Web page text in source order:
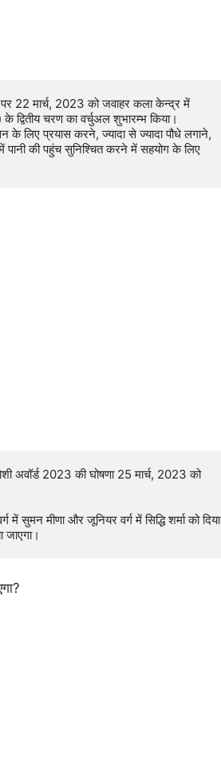
22 मार्च, 2023 को जवाहर कला केन्द्र में
द्वितीय चरण का वर्चुअल शुभारम्भ किया।
के लिए प्रयास करने, ज्यादा से ज्यादा पौधे लगाने,
की पहुंच सुनिश्चित करने में सहयोग के लिए
अवॉर्ड 2023 की घोषणा 25 मार्च, 2023 को
सुमन मीणा और जूनियर वर्ग में सिद्धि शर्मा को दिया
जाएगा।